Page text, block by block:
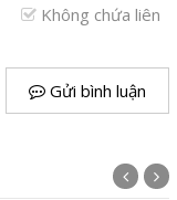
Không chứa liên
Gửi bình luận